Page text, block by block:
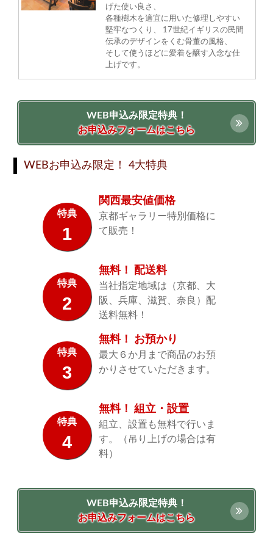
げた使い良さ、
各種樹木を適宜に用いた修理しやすい
堅牢なつくり、 17世紀イギリスの民間
伝承のデザインをくむ骨董の風格、
そして使うほどに愛着を醸す入念な仕
上げです。
WEB申込み限定特典！
お申込みフォームはこちら
WEBお申込み限定！ 4大特典
特典
1
関西最安値価格
京都ギャラリー特別価格に
て販売！
特典
2
無料！ 配送料
当社指定地域は（京都、大
阪、兵庫、滋賀、奈良）配
送料無料！
特典
3
無料！ お預かり
最大６か月まで商品のお預
かりさせていただきます。
特典
4
無料！ 組立・設置
組立、設置も無料で行いま
す。（吊り上げの場合は有
料）
WEB申込み限定特典！
お申込みフォームはこちら